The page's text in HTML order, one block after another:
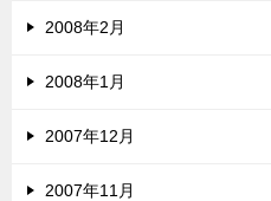
2008年2月
2008年1月
2007年12月
2007年11月